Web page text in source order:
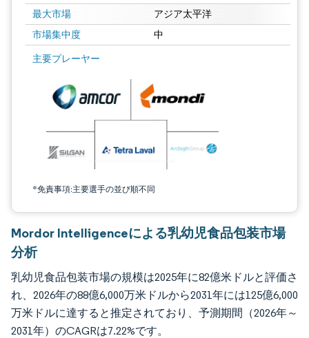
最大市場 アジア太平洋
市場集中度 中
主要プレーヤー
*免責事項:主要選手の並び順不同
画像 © Mordor Intelligence。再利用にはCC BY 4.0の表示が必要です。
Mordor Intelligenceによる乳幼児食品包装市場
分析
乳幼児食品包装市場の規模は2025年に82億米ドルと評価さ
れ、2026年の88億6,000万米ドルから2031年には125億6,000
万米ドルに達すると推定されており、予測期間（2026年～
2031年）のCAGRは7.22%です。